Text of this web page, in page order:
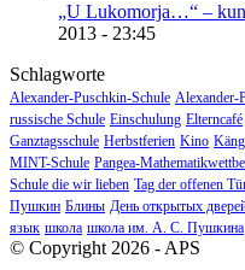
„U Lukomorja…“ –
2013 - 23:45
Schlagworte
Alexander-Puschkin-Schule Alexander-
russische Schule Einschulung Elterncafé
Ganztagsschule Herbstferien Kino
MINT-Schule Pangea-
Schule die wir lieben Tag der offenen
Пушкин Блины День открытых
язык школа школа им. А. С. Пушкина
© Copyright 2026 - APS